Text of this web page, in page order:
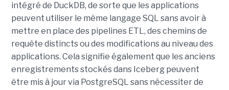
intégré de DuckDB, de sorte que les applications
peuvent utiliser le même langage SQL sans avoir à
mettre en place des pipelines ETL, des chemins de
requête distincts ou des modifications au niveau des
applications. Cela signifie également que les anciens
enregistrements stockés dans Iceberg peuvent
être mis à jour via PostgreSQL sans nécessiter de